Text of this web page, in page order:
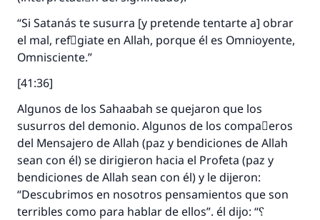
“Si Satanás te susurra [y pretende tentarte a] obrar
el mal, refْgiate en Allah, porque él es Omnioyente,
Omnisciente.”
[41:36]
Algunos de los Sahaabah se quejaron que los
susurros del demonio. Algunos de los compaٌeros
del Mensajero de Allah (paz y bendiciones de Allah
sean con él) se dirigieron hacia el Profeta (paz y
bendiciones de Allah sean con él) y le dijeron:
“Descubrimos en nosotros pensamientos que son
terribles como para hablar de ellos”. él dijo: “؟
La respuesta no. 110845 salvó un
matrimonio.
Desde la Q hasta la A, su contribución ayuda a
IslamQA.